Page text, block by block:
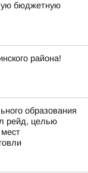
бюджетную
района!
образования
рейд, целью